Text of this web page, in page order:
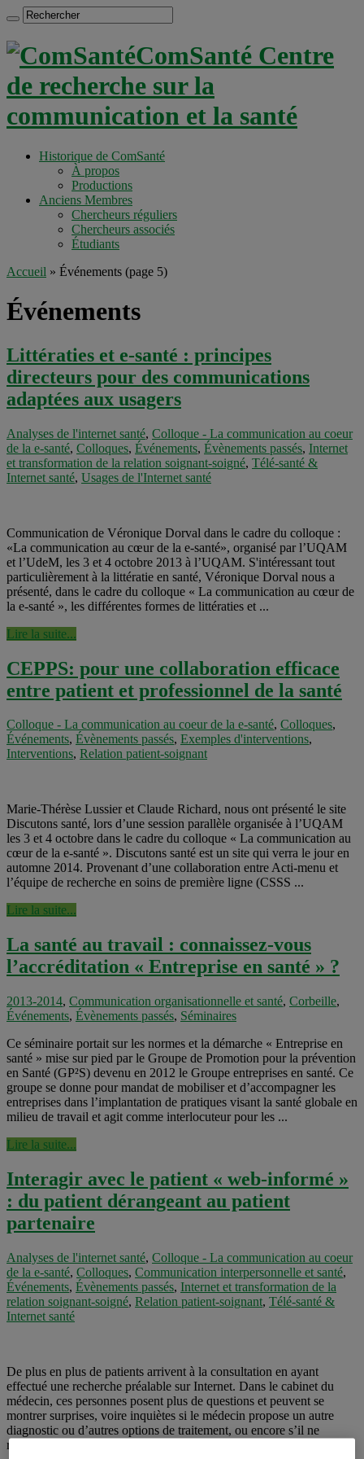
ComSanté Centre
de recherche sur la
communication et la santé
Historique de ComSanté
À propos
Productions
Anciens Membres
Chercheurs réguliers
Chercheurs associés
Étudiants
Accueil » Événements (page 5)
Événements
Littératies et e-santé : principes
directeurs pour des communications
adaptées aux usagers
Analyses de l'internet santé, Colloque - La communication au coeur
de la e-santé, Colloques, Événements, Évènements passés, Internet
et transformation de la relation soignant-soigné, Télé-santé &
Internet santé, Usages de l'Internet santé
Communication de Véronique Dorval dans le cadre du colloque :
«La communication au cœur de la e-santé», organisé par l’UQAM
et l’UdeM, les 3 et 4 octobre 2013 à l’UQAM. S'intéressant tout
particulièrement à la littératie en santé, Véronique Dorval nous a
présenté, dans le cadre du colloque « La communication au cœur de
la e-santé », les différentes formes de littératies et ...
Lire la suite...
CEPPS: pour une collaboration efficace
entre patient et professionnel de la santé
Colloque - La communication au coeur de la e-santé, Colloques,
Événements, Évènements passés, Exemples d'interventions,
Interventions, Relation patient-soignant
Marie-Thérèse Lussier et Claude Richard, nous ont présenté le site
Discutons santé, lors d’une session parallèle organisée à l’UQAM
les 3 et 4 octobre dans le cadre du colloque « La communication au
cœur de la e-santé ». Discutons santé est un site qui verra le jour en
automne 2014. Provenant d’une collaboration entre Acti-menu et
l’équipe de recherche en soins de première ligne (CSSS ...
Lire la suite...
La santé au travail : connaissez-vous
l’accréditation « Entreprise en santé » ?
2013-2014, Communication organisationnelle et santé, Corbeille,
Événements, Évènements passés, Séminaires
Ce séminaire portait sur les normes et la démarche « Entreprise en
santé » mise sur pied par le Groupe de Promotion pour la prévention
en Santé (GP²S) devenu en 2012 le Groupe entreprises en santé. Ce
groupe se donne pour mandat de mobiliser et d’accompagner les
entreprises dans l’implantation de pratiques visant la santé globale en
milieu de travail et agit comme interlocuteur pour les ...
Lire la suite...
Interagir avec le patient « web-informé »
: du patient dérangeant au patient
partenaire
Analyses de l'internet santé, Colloque - La communication au coeur
de la e-santé, Colloques, Communication interpersonnelle et santé,
Événements, Évènements passés, Internet et transformation de la
relation soignant-soigné, Relation patient-soignant, Télé-santé &
Internet santé
De plus en plus de patients arrivent à la consultation en ayant
effectué une recherche préalable sur Internet. Dans le cabinet du
médecin, ces personnes posent plus de questions et peuvent se
montrer surprises, voire inquiètes si le médecin propose un autre
diagnostic ou d’autres options de traitement, ou encore s’il ne
répond pas aux questionnements que la lecture d’information ...